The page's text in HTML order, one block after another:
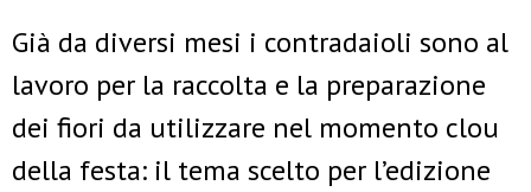
Già da diversi mesi i contradaioli sono al
lavoro per la raccolta e la preparazione
dei fiori da utilizzare nel momento clou
della festa: il tema scelto per l’edizione